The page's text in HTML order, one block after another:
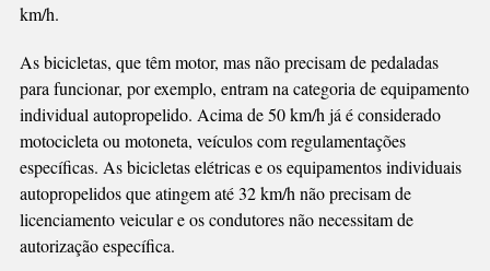
km/h.
As bicicletas, que têm motor, mas não precisam de pedaladas
para funcionar, por exemplo, entram na categoria de equipamento
individual autopropelido. Acima de 50 km/h já é considerado
motocicleta ou motoneta, veículos com regulamentações
específicas. As bicicletas elétricas e os equipamentos individuais
autopropelidos que atingem até 32 km/h não precisam de
licenciamento veicular e os condutores não necessitam de
autorização específica.